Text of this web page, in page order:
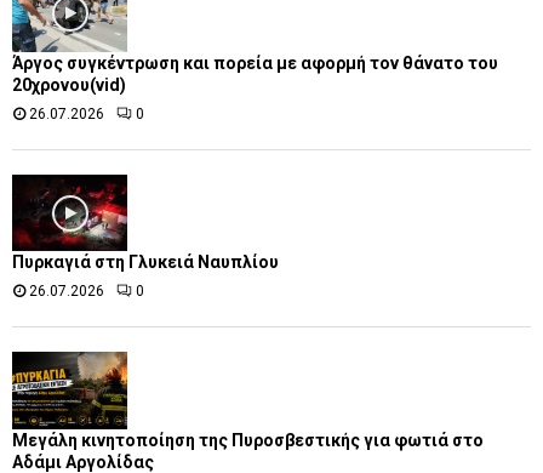
Άργος συγκέντρωση και πορεία με αφορμή τον θάνατο του
20χρονου(vid)
26.07.2026 0
Πυρκαγιά στη Γλυκειά Ναυπλίου
26.07.2026 0
Μεγάλη κινητοποίηση της Πυροσβεστικής για φωτιά στο
Αδάμι Αργολίδας